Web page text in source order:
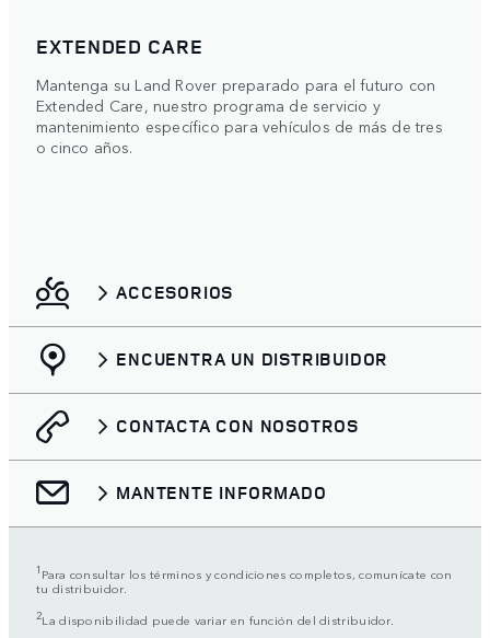
EXTENDED CARE
Mantenga su Land Rover preparado para el futuro con
Extended Care, nuestro programa de servicio y
mantenimiento específico para vehículos de más de tres
o cinco años.
ACCESORIOS
ENCUENTRA UN DISTRIBUIDOR
CONTACTA CON NOSOTROS
MANTENTE INFORMADO
1 Para consultar los términos y condiciones completos, comunícate con
tu distribuidor.
2La disponibilidad puede variar en función del distribuidor.